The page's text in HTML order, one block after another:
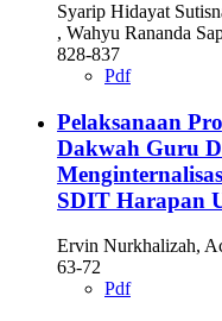
Syarip Hidayat
, Wahyu Rananda
828-837
Pdf
Pelaksanaan
Dakwah Guru
SDIT Harapan
Ervin Nurkhalizah,
63-72
Pdf